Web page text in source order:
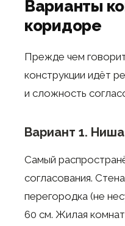
Варианты
коридоре
Прежде чем
конструкции идёт
и сложность
Вариант 1.
Самый
согласования.
перегородка (не
60 см. Жилая